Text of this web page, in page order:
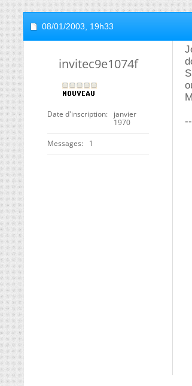
08/01/2003, 19h33
invitec9e1074f
Date d'inscription
janvier
1970
Messages 1